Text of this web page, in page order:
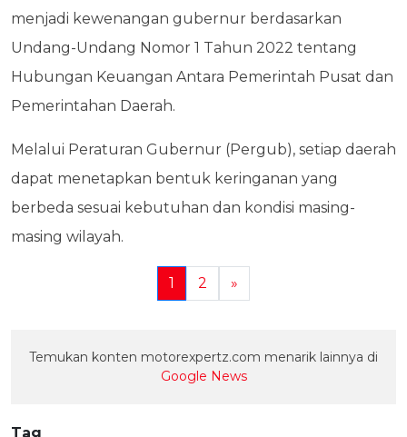
menjadi kewenangan gubernur berdasarkan
Undang-Undang Nomor 1 Tahun 2022 tentang
Hubungan Keuangan Antara Pemerintah Pusat dan
Pemerintahan Daerah.
Melalui Peraturan Gubernur (Pergub), setiap daerah
dapat menetapkan bentuk keringanan yang
berbeda sesuai kebutuhan dan kondisi masing-
masing wilayah.
1 2 »
Temukan konten motorexpertz.com menarik lainnya di
Google News
Tag